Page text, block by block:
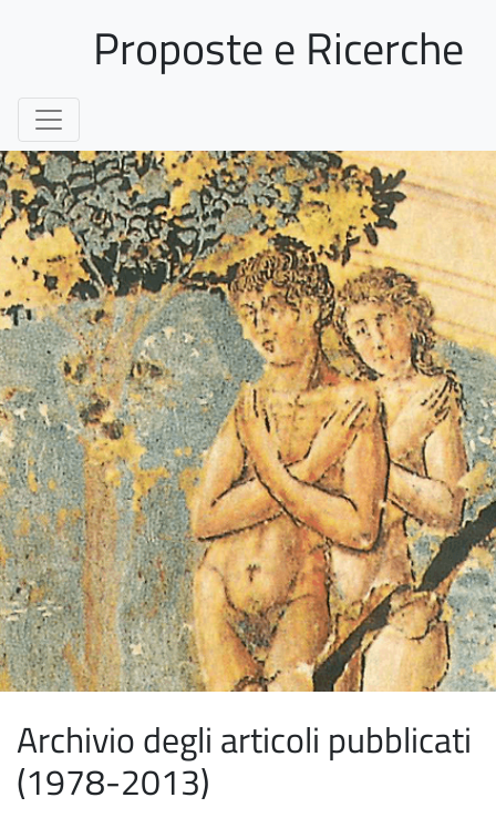
Proposte e Ricerche
Archivio degli articoli pubblicati
(1978-2013)